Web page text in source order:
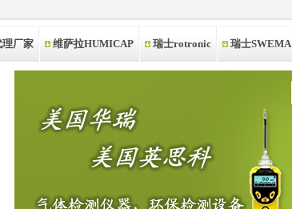
理厂家 维萨拉HUMICAP 瑞士rotronic 瑞士SWEMA